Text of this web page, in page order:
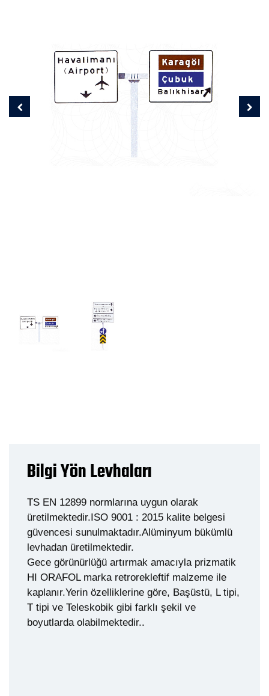
Bilgi Yön Levhaları
TS EN 12899 normlarına uygun olarak
üretilmektedir.ISO 9001 : 2015 kalite belgesi
güvencesi sunulmaktadır.Alüminyum bükümlü
levhadan üretilmektedir.
Gece görünürlüğü artırmak amacıyla prizmatik
HI ORAFOL marka retrorekleftif malzeme ile
kaplanır.Yerin özelliklerine göre, Başüstü, L tipi,
T tipi ve Teleskobik gibi farklı şekil ve
boyutlarda olabilmektedir..